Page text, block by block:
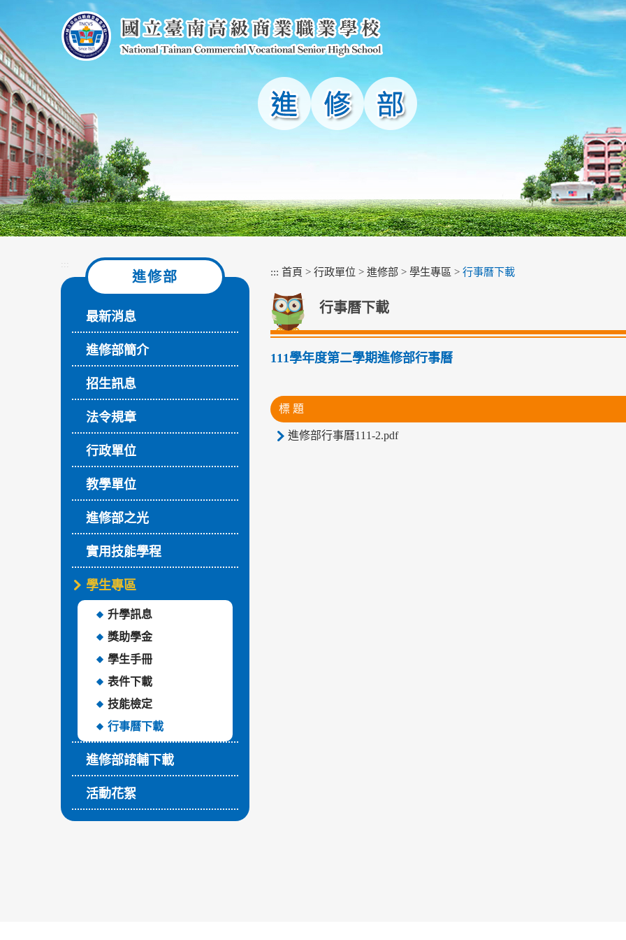
主
要
內
容
區
塊
:::
進修部
最新消息
進修部簡介
招生訊息
法令規章
行政單位
教學單位
進修部之光
實用技能學程
學生專區
升學訊息
獎助學金
學生手冊
表件下載
技能檢定
行事曆下載
進修部諮輔下載
活動花絮
::: 首頁 > 行政單位 > 進修部 > 學生專區 > 行事曆下載
行事曆下載
111學年度第二學期進修部行事曆
標 題
進修部行事曆111-2.pdf